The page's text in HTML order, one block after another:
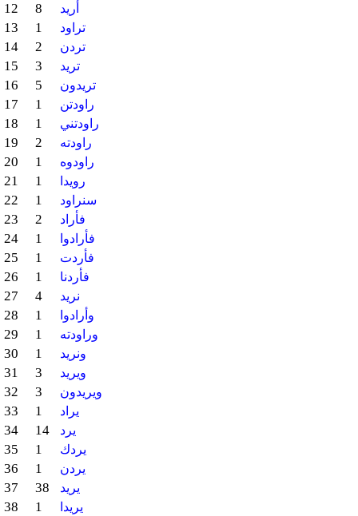
12 8 أريد
13 1 تراود
14 2 تردن
15 3 تريد
16 5 تريدون
17 1 راودتن
18 1 راودتني
19 2 راودته
20 1 راودوه
21 1 رويدا
22 1 سنراود
23 2 فأراد
24 1 فأرادوا
25 1 فأردت
26 1 فأردنا
27 4 نريد
28 1 وأرادوا
29 1 وراودته
30 1 ونريد
31 3 ويريد
32 3 ويريدون
33 1 يراد
34 14 يرد
35 1 يردك
36 1 يردن
37 38 يريد
38 1 يريدا